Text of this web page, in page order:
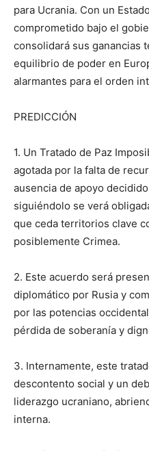
para Ucrania. Con un
comprometido bajo el
consolidará sus ganancias
equilibrio de poder en
alarmantes para el orden
PREDICCIÓN
1. Un Tratado de Paz
agotada por la falta de
ausencia de apoyo
siguiéndolo se verá
que ceda territorios clave
posiblemente Crimea.
2. Este acuerdo será
diplomático por Rusia y
por las potencias
pérdida de soberanía y
3. Internamente, este
descontento social y un
liderazgo ucraniano,
interna.